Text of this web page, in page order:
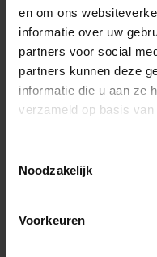
en om ons
informatie over uw
partners voor social
partners kunnen deze
informatie die u aan ze
verzameld op basis
Noodzakelijk
Voorkeuren
KELFORT
Voorraad: 3 op voorraad